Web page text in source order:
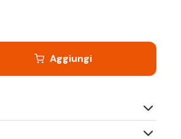
Aggiungi